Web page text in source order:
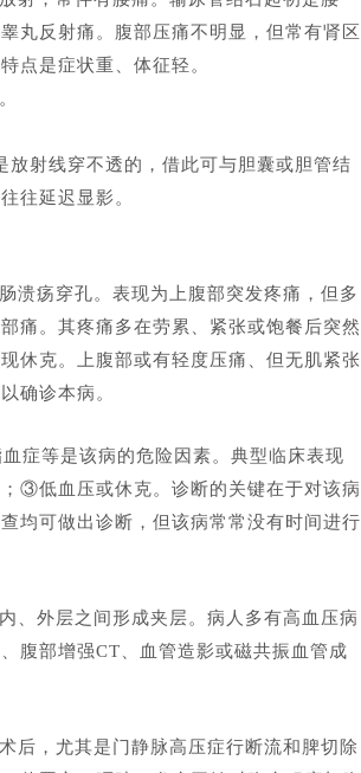
丸反射痛。腹部压痛不明显，但常有肾区
点是症状重、体征轻。
射线穿不透的，借此可与胆囊或胆管结
往延迟显影。
溃疡穿孔。表现为上腹部突发疼痛，但多
痛。其疼痛多在劳累、紧张或饱餐后突然
休克。上腹部或有轻度压痛、但无肌紧张
确诊本病。
症等是该病的危险因素。典型临床表现
③低血压或休克。诊断的关键在于对该病
均可做出诊断，但该病常常没有时间进行
、外层之间形成夹层。病人多有高血压病
腹部增强CT、血管造影或磁共振血管成
后，尤其是门静脉高压症行断流和脾切除